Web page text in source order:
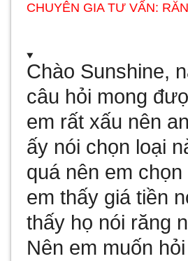
CHUYÊN GIA TƯ VẤN:
Chào Sunshine,
câu hỏi mong
em rất xấu nên
ấy nói chọn loại
quá nên em
em thấy giá tiền
thấy họ nói răng
Nên em muốn